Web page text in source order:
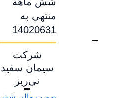
شش ماهه
منتهی به
14020631
شرکت
سیمان سفید
نی‌ریز